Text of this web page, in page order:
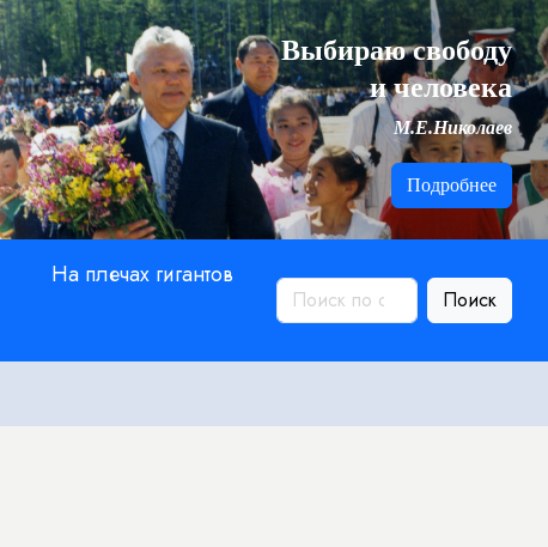
Выбираю свободу
и человека
М.Е.Николаев
Подробнее
На плечах гигантов
Поиск